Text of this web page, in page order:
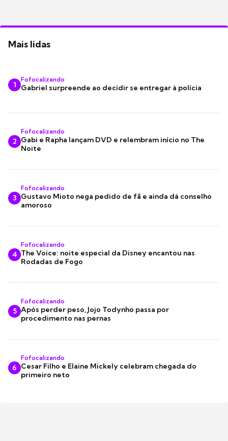
Mais lidas
1
Fofocalizando
Gabriel surpreende ao decidir se entregar à polícia
2
Fofocalizando
Gabi e Rapha lançam DVD e relembram início no The
Noite
3
Fofocalizando
Gustavo Mioto nega pedido de fã e ainda dá conselho
amoroso
4
Fofocalizando
The Voice: noite especial da Disney encantou nas
Rodadas de Fogo
5
Fofocalizando
Após perder peso, Jojo Todynho passa por
procedimento nas pernas
6
Fofocalizando
Cesar Filho e Elaine Mickely celebram chegada do
primeiro neto